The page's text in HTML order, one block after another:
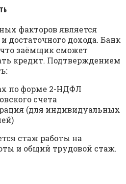
факторов является
достаточного дохода. Банк
заёмщик сможет
кредит. Подтверждением
по форме 2-НДФЛ
счета
(для индивидуальных
стаж работы на
и общий трудовой стаж.